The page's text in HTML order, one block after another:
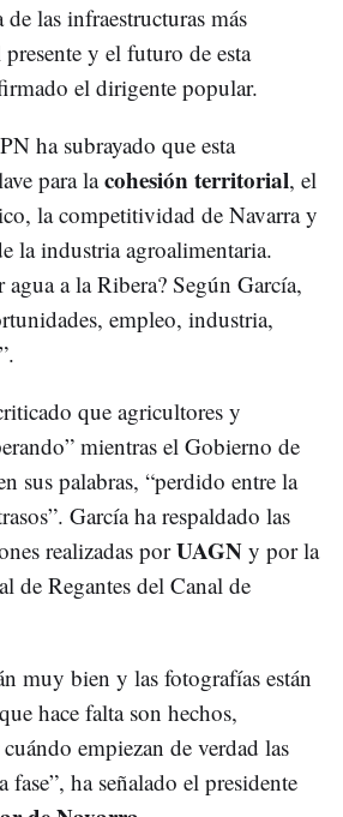
las infraestructuras más
y el futuro de esta
el dirigente popular.
ha subrayado que esta
para lacohesión territorial, el
la competitividad de Navarra y
la industria agroalimentaria.
a la Ribera? Según García,
empleo, industria,
que agricultores y
mientras el Gobierno de
sus palabras, “perdido entre la
García ha respaldado las
realizadas porUAGN y por la
de Regantes del Canal de
muy bien y las fotografías están
hace falta son hechos,
empiezan de verdad las
fase”, ha señalado el presidente